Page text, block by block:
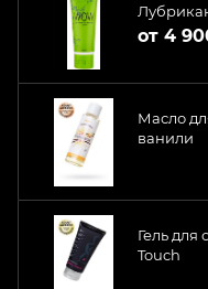
от 4
Масло
ванили
Гель
Touch